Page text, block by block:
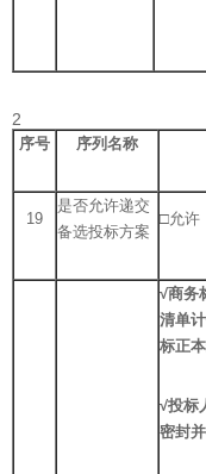
2
序号 序列名称
19
是否允许递交
备选投标方案
□允
√商务
清单
标正
√投标
密封